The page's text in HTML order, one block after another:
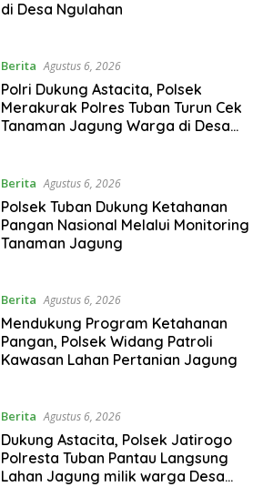
di Desa Ngulahan
Berita Agustus 6, 2026
Polri Dukung Astacita, Polsek
Merakurak Polres Tuban Turun Cek
Tanaman Jagung Warga di Desa
Berita Agustus 6, 2026
Polsek Tuban Dukung Ketahanan
Pangan Nasional Melalui Monitoring
Tanaman Jagung
Berita Agustus 6, 2026
Mendukung Program Ketahanan
Pangan, Polsek Widang Patroli
Kawasan Lahan Pertanian Jagung
Berita Agustus 6, 2026
Dukung Astacita, Polsek Jatirogo
Polresta Tuban Pantau Langsung
Lahan Jagung milik warga Desa